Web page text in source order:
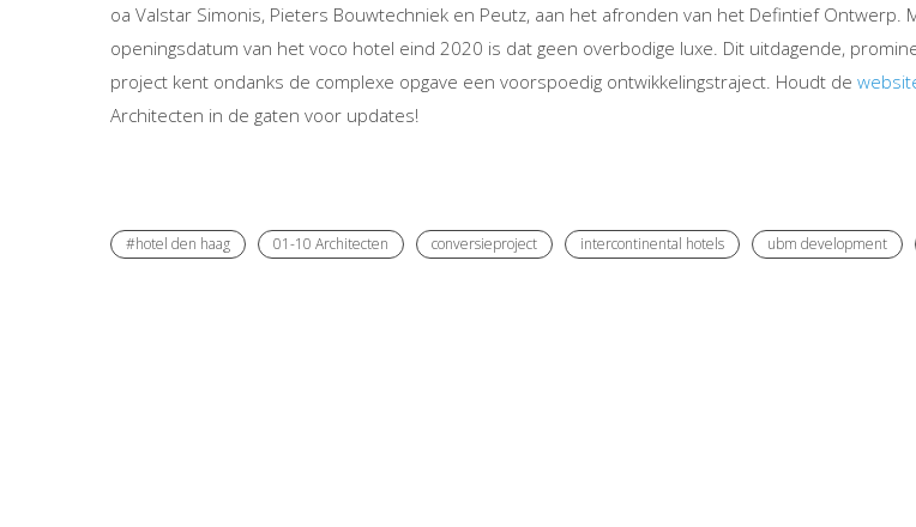
oa Valstar Simonis, Pieters Bouwtechniek en Peutz, aan het afronden van het Defintief Ontwerp.
openingsdatum van het voco hotel eind 2020 is dat geen overbodige luxe. Dit uitdagende,
project kent ondanks de complexe opgave een voorspoedig ontwikkelingstraject. Houdt de
Architecten in de gaten voor updates!
#hotel den haag 01-10 Architecten conversieproject intercontinental hotels ubm development